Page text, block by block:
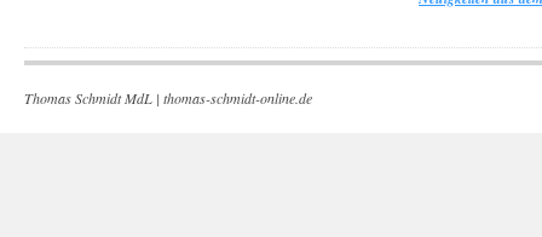
Thomas Schmidt MdL | thomas-schmidt-online.de